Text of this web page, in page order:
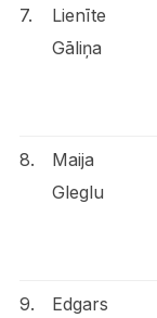
7.
Lienīte
Gāliņa
8.
Maija
Gleglu
9.
Edgars